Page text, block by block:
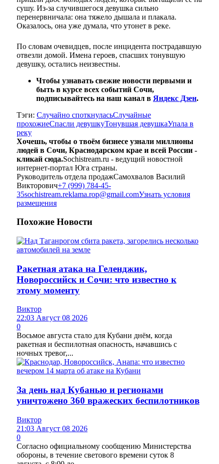
сушу. Из-за случившегося девушка сильно
перенервничала: она тяжело дышала и плакала.
Оказалось, она уже думала, что утонет в реке.
По словам очевидцев, после инцидента пострадавшую
отвезли домой. Имена героев, спасших тонувшую
девушку, остались неизвестны.
Чтобы узнавать свежие новости первыми и
быть в курсе всех событий Сочи,
подписывайтесь на наш канал в Яндекс Дзен.
Тэги: Случайно споткнуласьСлучайные
прохожиеСпасли девушкуТонувшая девушкаУпала в
реку
Хочешь, чтобы о твоём бизнесе узнали миллионы
людей в Сочи, Краснодарском крае и всей России -
кликай сюда.Sochistream.ru - ведущий новостной
интернет-портал Юга страны.
Руководитель отдела продажСамохвалов Василий
Викторович+7 (999) 784-45-
35sochistream.reklama.rop@gmail.comУзнать условия
размещения
Похожие Новости
Ракетная атака на Геленджик,
Новороссийск и Сочи: что известно к
этому моменту
Виктор
22:03 Август 08 2026
0
Восьмое августа стало для Кубани днём, когда
ракетная и беспилотная опасность, начавшись с
ночных тревог,...
За день над Кубанью и регионами
уничтожено 360 вражеских беспилотников
Виктор
21:03 Август 08 2026
0
Согласно официальному сообщению Министерства
обороны, в течение светового времени суток 8